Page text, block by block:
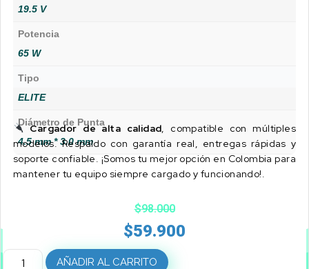
19.5 V
Potencia
65 W
Tipo
ELITE
Diámetro de Punta
4.5 mm * 3.0 mm
Cargador de alta calidad, compatible con múltiples
modelos. Respaldo con garantía real, entregas rápidas y
soporte confiable. ¡Somos tu mejor opción en Colombia para
mantener tu equipo siempre cargado y funcionando!.
$98.000
$59.900
AÑADIR AL CARRITO